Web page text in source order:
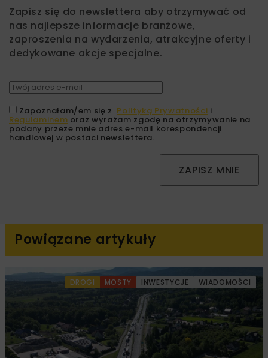
Zapisz się do newslettera aby otrzymywać od
nas najlepsze informacje branżowe,
zaproszenia na wydarzenia, atrakcyjne oferty i
dedykowane akcje specjalne.
Zapoznałam/em się z Polityką Prywatności i
Regulaminem oraz wyrażam zgodę na otrzymywanie na
podany przeze mnie adres e-mail korespondencji
handlowej w postaci newslettera.
ZAPISZ MNIE
Powiązane artykuły
DROGI MOSTY INWESTYCJE WIADOMOŚCI